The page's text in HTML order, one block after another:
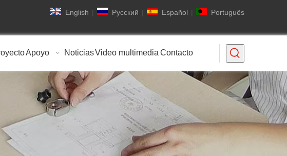
English | Pусский | Español | Português
Apoyo NoticiasVideo multimedia Contacto